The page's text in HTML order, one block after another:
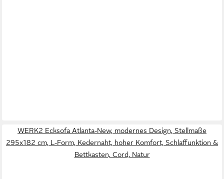
WERK2 Ecksofa Atlanta-New, modernes Design, Stellmaße
295x182 cm, L-Form, Kedernaht, hoher Komfort, Schlaffunktion &
Bettkasten, Cord, Natur